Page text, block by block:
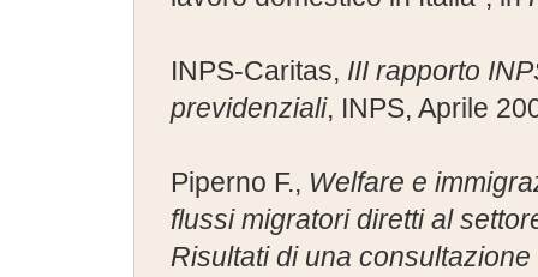
INPS-Caritas, III rapporto
previdenziali, INPS, Aprile
Piperno F., Welfare e
flussi migratori diretti al
Risultati di una